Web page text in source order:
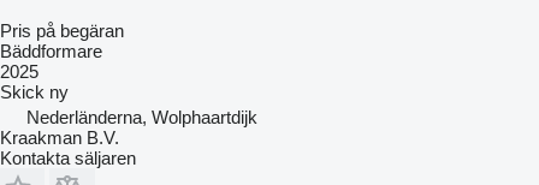
Pris på begäran
Bäddformare
2025
Skick ny
Nederländerna, Wolphaartdijk
Kraakman B.V.
Kontakta säljaren